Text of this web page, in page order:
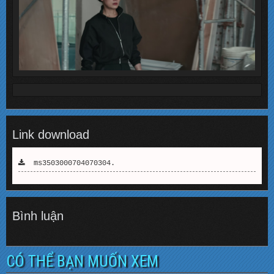
Link download
ms3503000704070304.
Bình luận
CÓ THỂ BẠN MUỐN XEM